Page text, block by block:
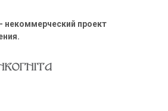
некоммерческий проект